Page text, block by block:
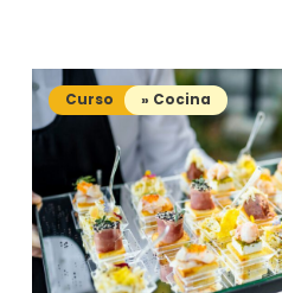
Curso » Cocina